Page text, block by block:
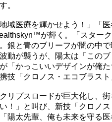
。
域医療を輝かせよう！」「
が輝く。「スター
銀と青のブリーフが闇の中
動が襲うが、陽太は「この
「かっこいいデザインが俺
技「クロノス・エコブラス
リプスロードが巨大化し、
！」と叫び、新技「クロノ
陽太先輩、俺も未来を守る